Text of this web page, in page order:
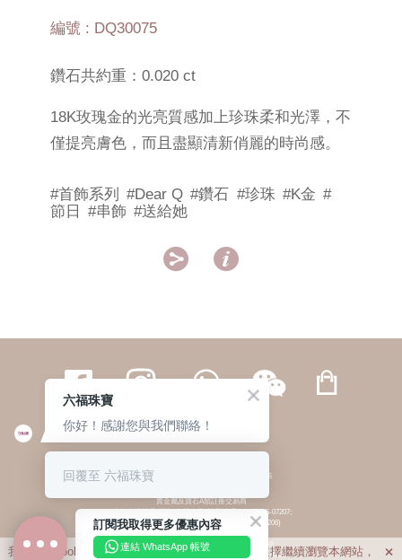
編號 : DQ30075
鑽石共約重：0.020 ct
18K玫瑰金的光亮質感加上珍珠柔和光澤，不
僅提亮膚色，而且盡顯清新俏麗的時尚感。
#首飾系列 #Dear Q #鑽石 #珍珠 #K金 #
節日
#串飾 #送給她
 
繁體 | 簡体
© 六福集團 版權所有 不得轉載 私隱政策
貴金屬及寶石A類註冊交易商
(六福企業禮品(國際)有限公司-註冊號碼:A-B-24-05-07207;
六福電子商貿有限公司-註冊號碼:A-B-24-05-07206)
貴金屬及寶石B類註冊交易商
(六福集團有限公司-註冊號碼:B-B-24-05-07258;
六福珠寶金行(香港)有限公司-註冊號碼:B-B-24-05-07259)
我們利用cookies為您提供最佳的瀏覽體驗。若您選擇繼續瀏覽本網站， 
訂閱我取得更多優惠內容
連結 WhatsApp 帳號
六福珠寶
你好！感謝您與我們聯絡！
回覆至 六福珠寶